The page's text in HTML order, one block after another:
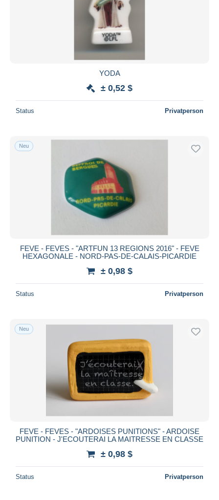
YODA
± 0,52 $
Status Privatperson
Neu
FEVE - FEVES - "ARTFUN 13 REGIONS 2016" - FEVE
HEXAGONALE - NORD-PAS-DE-CALAIS-PICARDIE
± 0,98 $
Status Privatperson
Neu
FEVE - FEVES - "ARDOISES PUNITIONS" - ARDOISE
PUNITION - J'ECOUTERAI LA MAITRESSE EN CLASSE
± 0,98 $
Status Privatperson